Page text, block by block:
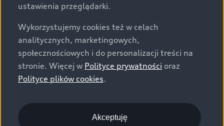
Audi.
Wszystkie produkowane obecnie samochody marki Audi
są wykonywane z materiałów spełniających pod
względem możliwości odzysku i recyklingu wymagania
określone w normie ISO 22628 i są zgodne z
europejskimi świadectwami homologacji wydanymi wg
o.o. podlega obowiązkowi zapewnienia wszystkim
użytkownikom samochodów marki Volkswagen sieci
ustawienia przeglądarki.
Wykorzystujemy cookies też w celach
analitycznych, marketingowych,
społecznościowych i do personalizacji treści na
stronie. Więcej w Polityce prywatności oraz
Polityce plików cookies.
Akceptuję